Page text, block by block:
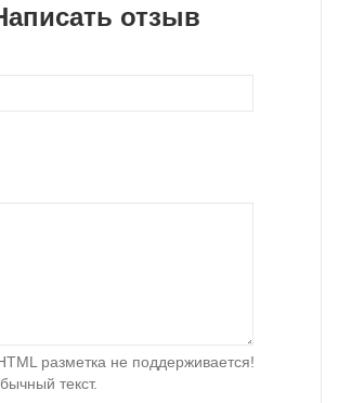
отзыв
разметка не поддерживается!
текст.